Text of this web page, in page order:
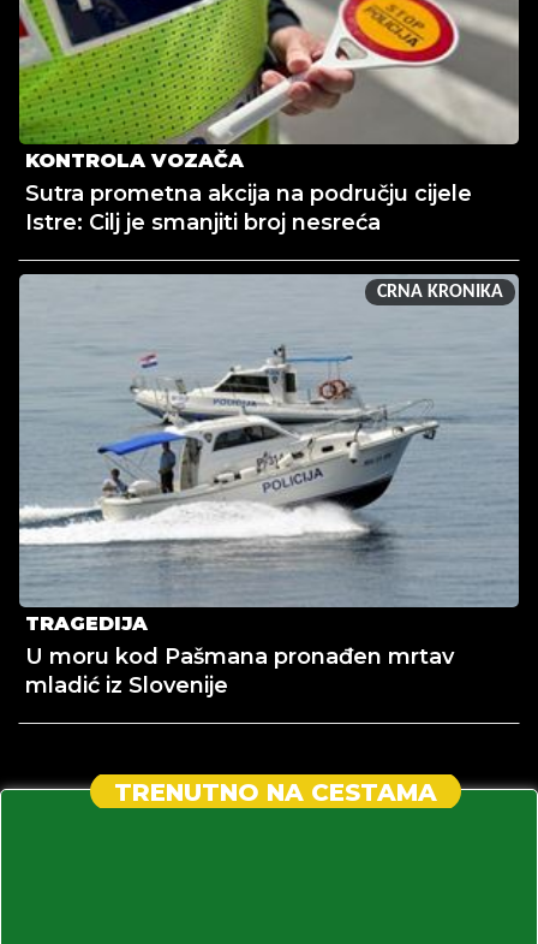
KONTROLA VOZAČA
Sutra prometna akcija na području cijele
Istre: Cilj je smanjiti broj nesreća
CRNA KRONIKA
TRAGEDIJA
U moru kod Pašmana pronađen mrtav
mladić iz Slovenije
TRENUTNO NA CESTAMA